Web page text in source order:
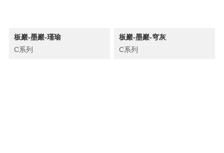
板巖-墨巖-瑾瑜
C系列
板巖-墨巖-穹灰
C系列